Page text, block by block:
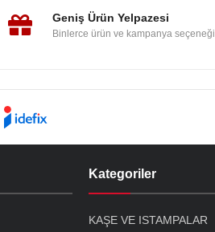
Geniş Ürün Yelpazesi
Binlerce ürün ve kampanya seçeneği
Kategoriler
KAŞE VE ISTAMPALAR